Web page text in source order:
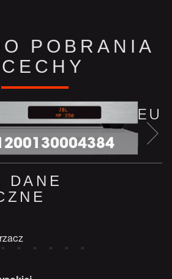
POBRANIA
JBLMP350WNEU
DANE